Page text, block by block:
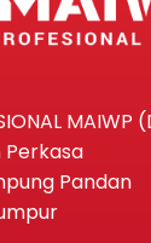
Perkasa
Pandan